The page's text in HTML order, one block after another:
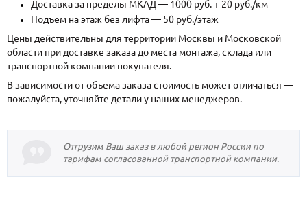
Доставка за пределы МКАД — 1000 руб. + 20 руб./км
Подъем на этаж без лифта — 50 руб./этаж
Цены действительны для территории Москвы и Московской
области при доставке заказа до места монтажа, склада или
транспортной компании покупателя.
В зависимости от объема заказа стоимость может отличаться —
пожалуйста, уточняйте детали у наших менеджеров.
Отгрузим Ваш заказ в любой регион России по
тарифам согласованной транспортной компании.